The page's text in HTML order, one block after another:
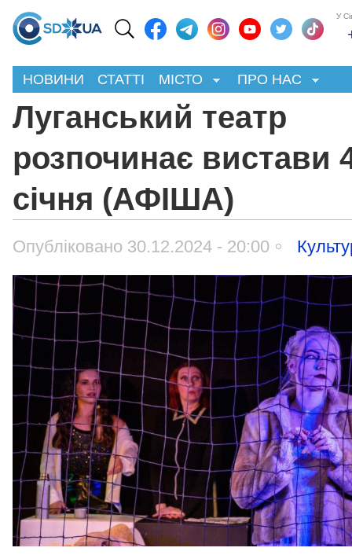
У
НОВИНИ СТАТТІ МІСТО ПРО НАС
Луганський театр
розпочинає вистави
січня (АФІША)
Опубліковано 30.12.2024 - 20:00